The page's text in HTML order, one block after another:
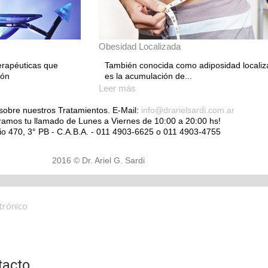
que
Obesidad Localizada
También conocida como adiposidad
es la acumulación de...
Leer más
nuestros Tratamientos. E-Mail: info@drarielsardi.com.ar
tu llamado de Lunes a Viernes de 10:00 a 20:00 hs!
470, 3° РB - C.A.B.A. - 011 4903-6625 o 011 4903-4755
2016 © Dr. Ariel G. Sardi